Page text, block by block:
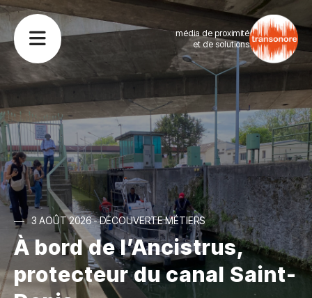
média de proximité
et de solutions
3 AOÛT 2026 - DÉCOUVERTE MÉTIERS
À bord de l’Ancistrus,
protecteur du canal Saint-